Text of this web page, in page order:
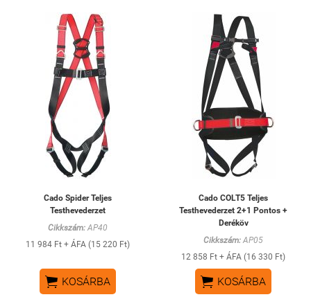
Cado Spider Teljes
Testhevederzet
Cikkszám: AP40
11 984 Ft + ÁFA (15 220 Ft)
 KOSÁRBA
Cado COLT5 Teljes
Testhevederzet 2+1 Pontos +
Deréköv
Cikkszám: AP05
12 858 Ft + ÁFA (16 330 Ft)
 KOSÁRBA